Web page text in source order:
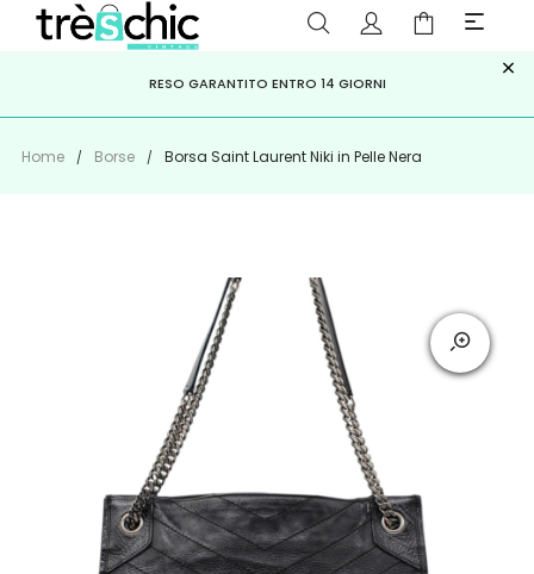
PAGA A RATE CONKLARNA,HEYLIGHT, APPAGO
ISCRIVITI ALLA NEWSLETTER PER NON PERDERE SCONTI E
OFFERTE IMPERDIBILI!
RESO GARANTITO ENTRO 14 GIORNI ×
Home Borse Borsa Saint Laurent Niki in Pelle Nera